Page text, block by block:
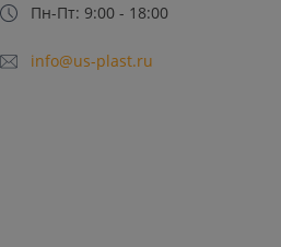
Пн-Пт: 9:00 - 18:00
info@us-plast.ru